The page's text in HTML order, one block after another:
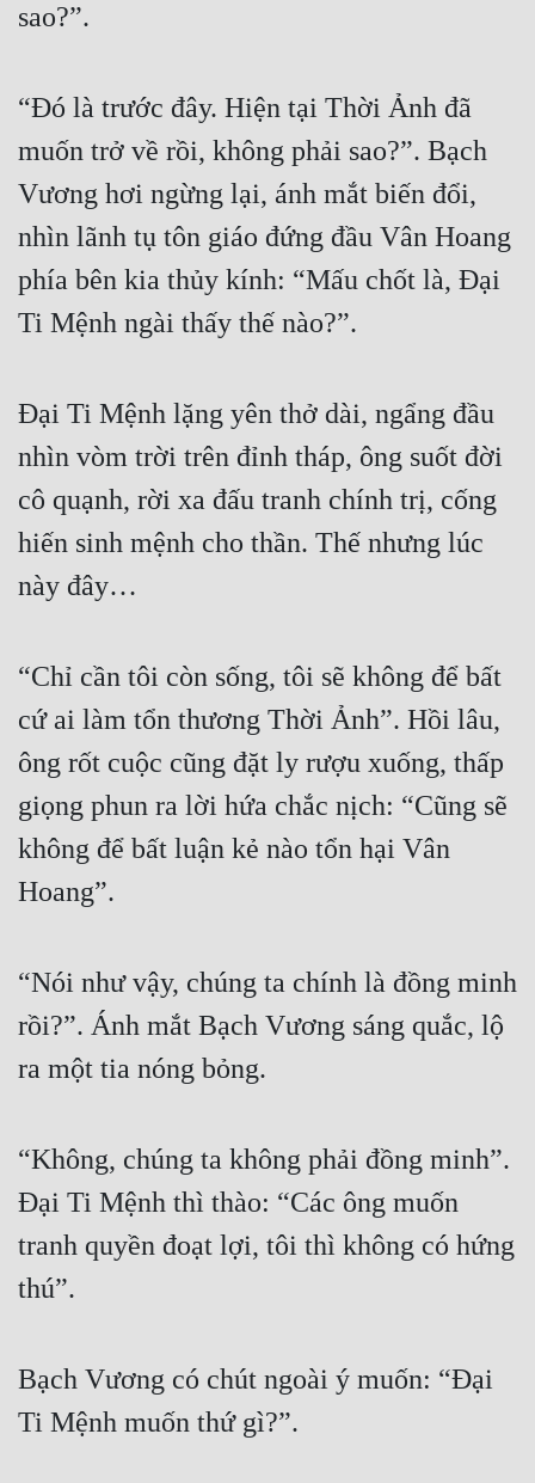
sao?”.
“Đó là trước đây. Hiện tại Thời Ảnh đã
muốn trở về rồi, không phải sao?”. Bạch
Vương hơi ngừng lại, ánh mắt biến đổi,
nhìn lãnh tụ tôn giáo đứng đầu Vân Hoang
phía bên kia thủy kính: “Mấu chốt là, Đại
Ti Mệnh ngài thấy thế nào?”.
Đại Ti Mệnh lặng yên thở dài, ngẩng đầu
nhìn vòm trời trên đỉnh tháp, ông suốt đời
cô quạnh, rời xa đấu tranh chính trị, cống
hiến sinh mệnh cho thần. Thế nhưng lúc
này đây…
“Chỉ cần tôi còn sống, tôi sẽ không để bất
cứ ai làm tổn thương Thời Ảnh”. Hồi lâu,
ông rốt cuộc cũng đặt ly rượu xuống, thấp
giọng phun ra lời hứa chắc nịch: “Cũng sẽ
không để bất luận kẻ nào tổn hại Vân
Hoang”.
“Nói như vậy, chúng ta chính là đồng minh
rồi?”. Ánh mắt Bạch Vương sáng quắc, lộ
ra một tia nóng bỏng.
“Không, chúng ta không phải đồng minh”.
Đại Ti Mệnh thì thào: “Các ông muốn
tranh quyền đoạt lợi, tôi thì không có hứng
thú”.
Bạch Vương có chút ngoài ý muốn: “Đại
Ti Mệnh muốn thứ gì?”.